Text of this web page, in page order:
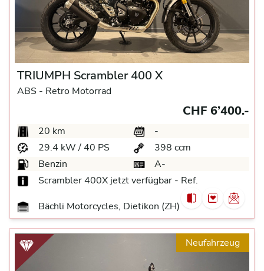
TRIUMPH Scrambler 400 X
ABS - Retro Motorrad
CHF 6’400.-
20 km
-
29.4 kW / 40 PS
398 ccm
Benzin
A-
Scrambler 400X jetzt verfügbar - Ref.
Bächli Motorcycles, Dietikon (ZH)
Neufahrzeug